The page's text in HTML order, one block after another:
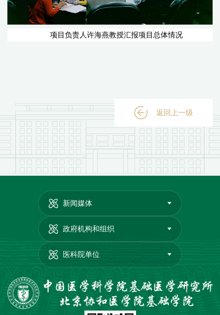
项目负责人许海燕教授汇报项目总体情况
返回上一级
新闻媒体
政府机构和组织
医科院单位